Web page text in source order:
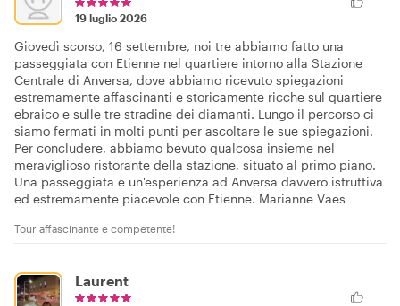
19 luglio 2026
Giovedì scorso, 16 settembre, noi tre abbiamo fatto una
passeggiata con Etienne nel quartiere intorno alla Stazione
Centrale di Anversa, dove abbiamo ricevuto spiegazioni
estremamente affascinanti e storicamente ricche sul quartiere
ebraico e sulle tre stradine dei diamanti. Lungo il percorso ci
siamo fermati in molti punti per ascoltare le sue spiegazioni.
Per concludere, abbiamo bevuto qualcosa insieme nel
meraviglioso ristorante della stazione, situato al primo piano.
Una passeggiata e un'esperienza ad Anversa davvero istruttiva
ed estremamente piacevole con Etienne. Marianne Vaes
Tour affascinante e competente!
Laurent